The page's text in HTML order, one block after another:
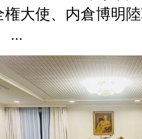
権大使、内倉博明
...